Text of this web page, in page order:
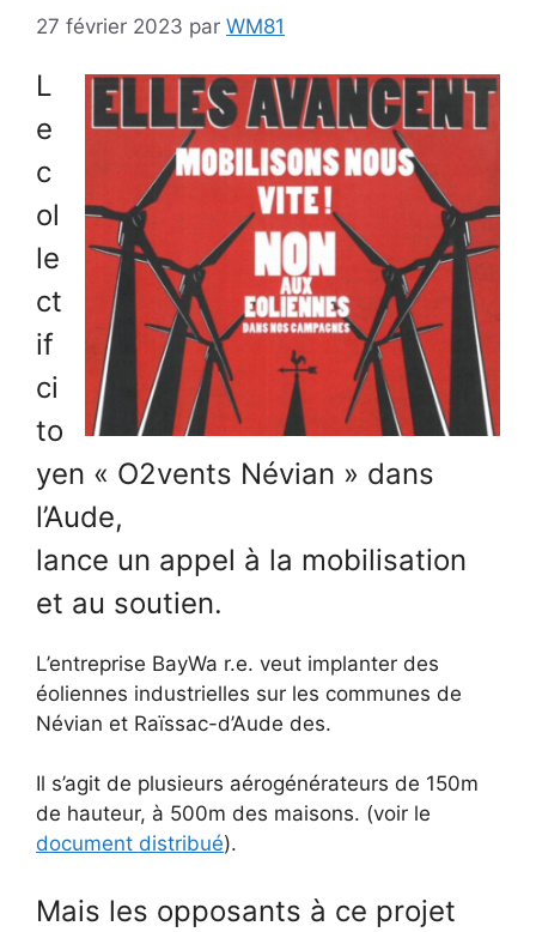
27 février 2023 par WM81
L
e
c
ol
le
ct
if
ci
to
yen « O2vents Névian » dans
l’Aude,
lance un appel à la mobilisation
et au soutien.
L’entreprise BayWa r.e. veut implanter des
éoliennes industrielles sur les communes de
Névian et Raïssac-d’Aude des.
Il s’agit de plusieurs aérogénérateurs de 150m
de hauteur, à 500m des maisons. (voir le
document distribué).
Mais les opposants à ce projet